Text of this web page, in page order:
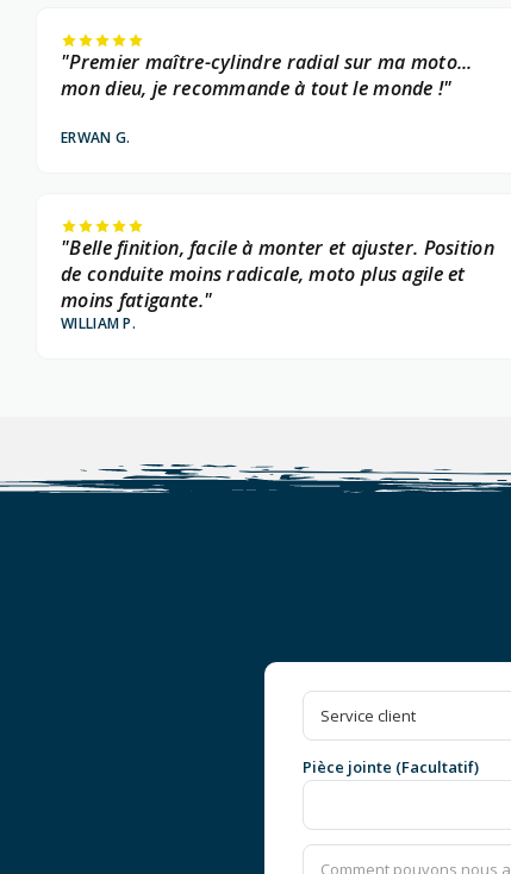
"Premier maître-cylindre radial sur ma moto...
mon dieu, je recommande à tout le monde !"
ERWAN G.
"Belle finition, facile à monter et ajuster. Position
de conduite moins radicale, moto plus agile et
moins fatigante."
WILLIAM P.
Pièce jointe (Facultatif)